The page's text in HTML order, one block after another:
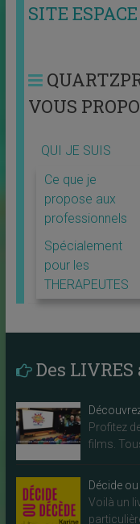
SITE
VOUS
QUI JE SUIS
Ce que je
propose aux
professionnels
Spécialement
pour les
THERAPEUTES
Des
Profitez
films.
Décide
Voilà un